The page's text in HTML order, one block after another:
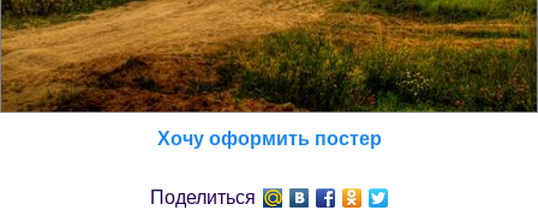
Хочу оформить постер
Поделиться